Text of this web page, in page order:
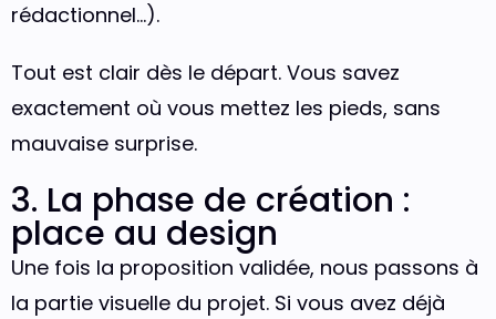
rédactionnel…).
Tout est clair dès le départ. Vous savez
exactement où vous mettez les pieds, sans
mauvaise surprise.
3. La phase de création :
place au design
Une fois la proposition validée, nous passons à
la partie visuelle du projet. Si vous avez déjà